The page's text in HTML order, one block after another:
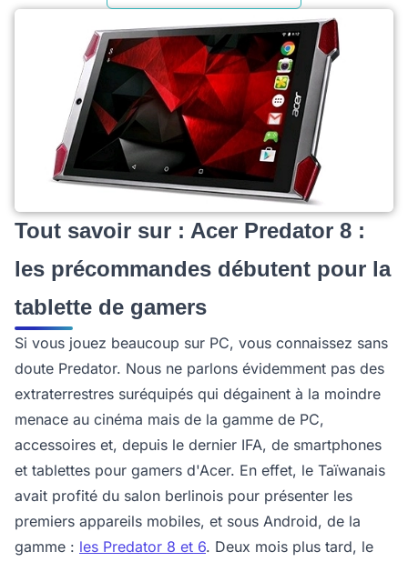
Tout savoir sur : Acer Predator 8 :
les précommandes débutent pour la
tablette de gamers
Si vous jouez beaucoup sur PC, vous connaissez sans
doute Predator. Nous ne parlons évidemment pas des
extraterrestres suréquipés qui dégainent à la moindre
menace au cinéma mais de la gamme de PC,
accessoires et, depuis le dernier IFA, de smartphones
et tablettes pour gamers d'Acer. En effet, le Taïwanais
avait profité du salon berlinois pour présenter les
premiers appareils mobiles, et sous Android, de la
gamme : les Predator 8 et 6. Deux mois plus tard, le